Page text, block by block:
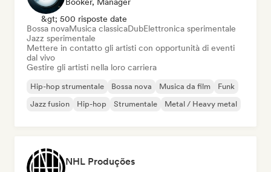
&gt; 500 risposte date
Bossa novaMusica classicaDubElettronica sperimentale
Jazz sperimentale
Mettere in contatto gli artisti con opportunità di eventi
dal vivo
Gestire gli artisti nella loro carriera
Hip-hop strumentale Bossa nova Musica da film
Funk
Jazz fusion
Hip-hop Strumentale Metal / Heavy metal
NHL Produções